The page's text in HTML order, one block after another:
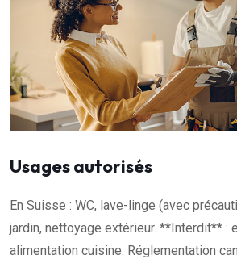
Usages autorisés
En Suisse : WC, lave-linge (avec
jardin, nettoyage extérieur. **Interdit** :
alimentation cuisine. Réglementation